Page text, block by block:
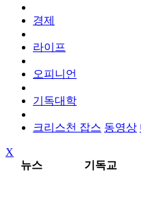
경제
라이프
오피니언
기독대학
크리스천 잡스 동영상
X
뉴스
기독교